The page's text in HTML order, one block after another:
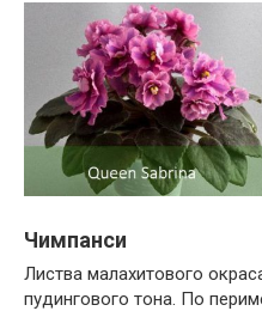
Чимпанси
Листва малахитового
пудингового тона. По